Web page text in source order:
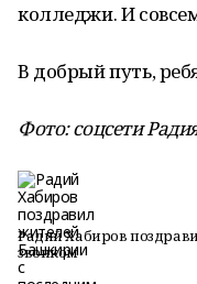
колледжи. И
В добрый путь,
Фото: соцсети
Радий Хабиров
звонком